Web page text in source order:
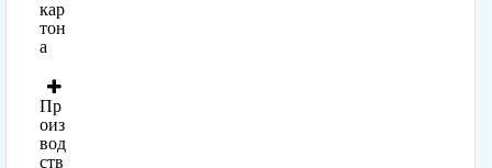
кар
тон
а
Пр
оиз
вод
ств